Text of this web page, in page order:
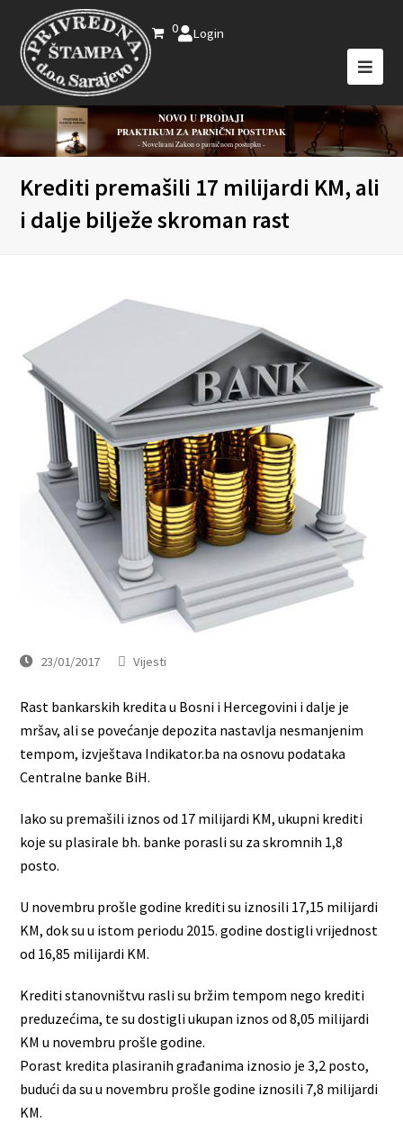
0 Login
NOVO U PRODAJI
PRAKTIKUM ZA PARNIČNI POSTUPAK
- Novelirani Zakon o parničnom postupku -
Krediti premašili 17 milijardi KM, ali
i dalje bilježe skroman rast
23/01/2017 Vijesti
Rast bankarskih kredita u Bosni i Hercegovini i dalje je
mršav, ali se povećanje depozita nastavlja nesmanjenim
tempom, izvještava Indikator.ba na osnovu podataka
Centralne banke BiH.
Iako su premašili iznos od 17 milijardi KM, ukupni krediti
koje su plasirale bh. banke porasli su za skromnih 1,8
posto.
U novembru prošle godine krediti su iznosili 17,15 milijardi
KM, dok su u istom periodu 2015. godine dostigli vrijednost
od 16,85 milijardi KM.
Krediti stanovništvu rasli su bržim tempom nego krediti
preduzećima, te su dostigli ukupan iznos od 8,05 milijardi
KM u novembru prošle godine.
Porast kredita plasiranih građanima iznosio je 3,2 posto,
budući da su u novembru prošle godine iznosili 7,8 milijardi
KM.